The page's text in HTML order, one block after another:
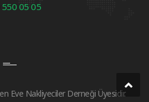
05 05
Eve Nakliyeciler Derneği Üyesidir.